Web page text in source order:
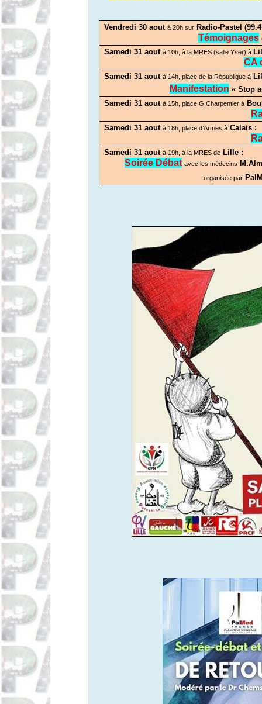
Vendredi 30 aout à 20h sur Radio-Pastel
Témoignages
Samedi 31 aout à 10h, à la MRES (salle Yser) à
CA
Samedi 31 aout à 14h, place de la République à
Manifestation « Stop
Samedi 31 aout à 15h, place G.Charpentier à
Samedi 31 aout à 18h, place d’Armes à Calais :
Samedi 31 aout à 19h, à la MRES de Lille :
Soirée Débat avec les médecins
organisée par